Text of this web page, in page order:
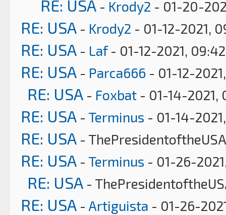
RE: USA - Krody2 - 01-20-
RE: USA - Krody2 - 01-12-2021,
RE: USA - Laf- 01-12-2021,
RE: USA - Parca666 - 01-12-
RE: USA - Foxbat - 01-14-2021,
RE: USA - Terminus - 01-14-
RE: USA -
RE: USA - Terminus - 01-26-
RE: USA -
RE: USA - Artiguista - 01-26-